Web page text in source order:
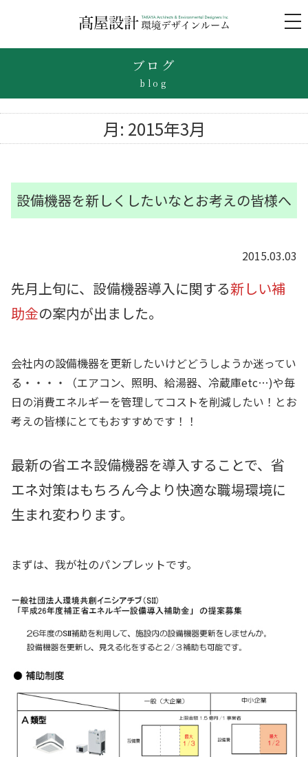
ブログ
blog
月: 2015年3月
設備機器を新しくしたいなとお考えの皆様へ
2015.03.03
先月上旬に、設備機器導入に関する新しい補
助金の案内が出ました。
会社内の設備機器を更新したいけどどうしようか迷ってい
る・・・・（エアコン、照明、給湯器、冷蔵庫etc…)や毎
日の消費エネルギーを管理してコストを削減したい！とお
考えの皆様にとてもおすすめです！！
最新の省エネ設備機器を導入することで、省
エネ対策はもちろん今より快適な職場環境に
生まれ変わります。
まずは、我が社のパンプレットです。